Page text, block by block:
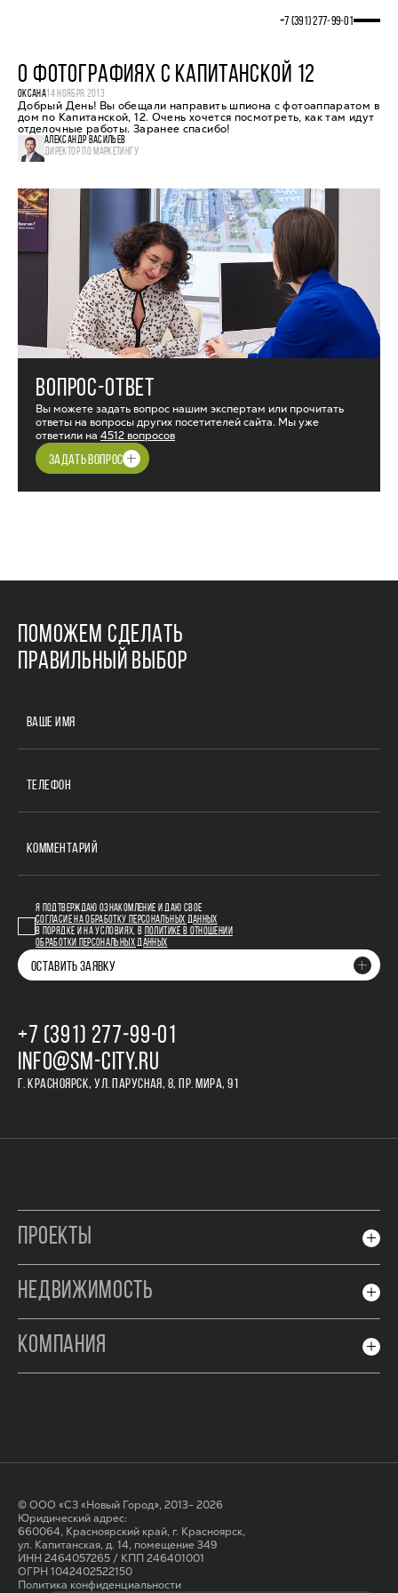
+7 (391) 277‒99‒01
О ФОТОГРАФИЯХ С КАПИТАНСКОЙ 12
ОКСАНА14 НОЯБРЯ 2013
Добрый День! Вы обещали направить шпиона с фотоаппаратом в
дом по Капитанской, 12. Очень хочется посмотреть, как там идут
отделочные работы. Заранее спасибо!
АЛЕКСАНДР ВАСИЛЬЕВ
ДИРЕКТОР ПО МАРКЕТИНГУ
ВОПРОС-ОТВЕТ
Вы можете задать вопрос нашим экспертам или прочитать
ответы на вопросы других посетителей сайта. Мы уже
ответили на 4512 вопросов
ЗАДАТЬ ВОПРОС
ПОМОЖЕМ СДЕЛАТЬ
ПРАВИЛЬНЫЙ ВЫБОР
ВАШЕ ИМЯ
ТЕЛЕФОН
КОММЕНТАРИЙ
Я ПОДТВЕРЖДАЮ ОЗНАКОМЛЕНИЕ И ДАЮ СВОЕ
СОГЛАСИЕ НА ОБРАБОТКУ ПЕРСОНАЛЬНЫХ ДАННЫХ
В ПОРЯДКЕ И НА УСЛОВИЯХ, В
ПОЛИТИКЕ В ОТНОШЕНИИ
ОБРАБОТКИ ПЕРСОНАЛЬНЫХ ДАННЫХ
ОСТАВИТЬ ЗАЯВКУ
+7 (391) 277‒99‒01
INFO@SM-CITY.RU
Г. КРАСНОЯРСК, УЛ. ПАРУСНАЯ, 8, ПР. МИРА, 91
ПРОЕКТЫ
НЕДВИЖИМОСТЬ
КОМПАНИЯ
© ООО «СЗ «Новый Город», 2013- 2026
Юридический адрес:
660064, Красноярский край, г. Красноярск,
ул. Капитанская, д. 14, помещение 349
ИНН 2464057265 / КПП 246401001
ОГРН 1042402522150
Политика конфиденциальности